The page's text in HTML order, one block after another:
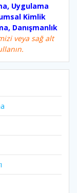
Uygulama
Kimlik
Danışmanlık
veya sağ alt